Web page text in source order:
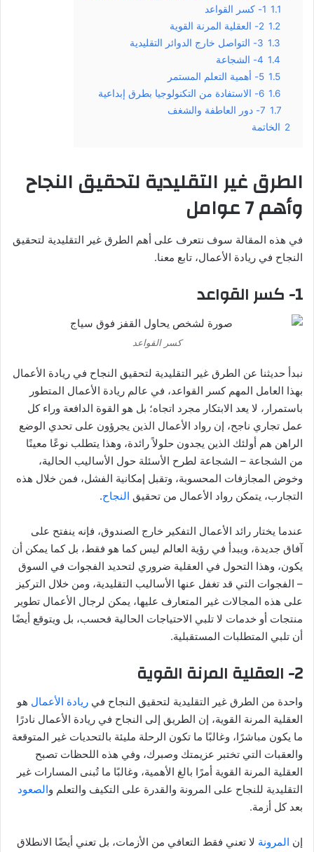
1.1 1- كسر القواعد
1.2 2- العقلية المرنة القوية
1.3 3- التواصل خارج الدوائر التقليدية
1.4 4- الشجاعة
1.5 5- أهمية التعلم المستمر
1.6 6- الاستفادة من التكنولوجيا بطرق إبداعية
1.7 7- دور العاطفة والشغف
2 الخاتمة
الطرق غير التقليدية لتحقيق النجاح
وأهم 7 عوامل
في هذه المقالة سوف نتعرف على أهم الطرق غير التقليدية لتحقيق
النجاح في ريادة الأعمال، تابع معنا.
1- كسر القواعد
كسر القواعد
نبدأ حديثنا عن الطرق غير التقليدية لتحقيق النجاح في ريادة الأعمال
بهذا العامل المهم كسر القواعد، في عالم ريادة الأعمال المتطور
باستمرار، لا يعد الابتكار مجرد اتجاه؛ بل هو القوة الدافعة وراء كل
عمل تجاري ناجح، إن رواد الأعمال الذين يجرؤون على تحدي الوضع
الراهن هم أولئك الذين يجدون حلولاً رائدة، وهذا يتطلب نوعًا معينًا
من الشجاعة – الشجاعة لطرح الأسئلة حول الأساليب الحالية،
وخوض المجازفات المحسوبة، وتقبل إمكانية الفشل، فمن خلال هذه
التجارب، يتمكن رواد الأعمال من تحقيق النجاح.
عندما يختار رائد الأعمال التفكير خارج الصندوق، فإنه ينفتح على
آفاق جديدة، ويبدأ في رؤية العالم ليس كما هو فقط، بل كما يمكن أن
يكون، وهذا التحول في العقلية ضروري لتحديد الفجوات في السوق
– الفجوات التي قد تغفل عنها الأساليب التقليدية، ومن خلال التركيز
على هذه المجالات غير المتعارف عليها، يمكن لرجال الأعمال تطوير
منتجات أو خدمات لا تلبي الاحتياجات الحالية فحسب، بل ويتوقع أيضًا
أن تلبي المتطلبات المستقبلية.
2- العقلية المرنة القوية
واحدة من الطرق غير التقليدية لتحقيق النجاح في ريادة الأعمال هو
العقلية المرنة القوية، إن الطريق إلى النجاح في ريادة الأعمال نادرًا
ما يكون مباشرًا، وغالبًا ما تكون الرحلة مليئة بالتحديات غير المتوقعة
والعقبات التي تختبر عزيمتك وصبرك، وفي هذه اللحظات تصبح
العقلية المرنة القوية أمرًا بالغ الأهمية، وغالبًا ما تُبنى المسارات غير
التقليدية للنجاح على المرونة والقدرة على التكيف والتعلم والصعود
بعد كل أزمة.
إن المرونة لا تعني فقط التعافي من الأزمات، بل تعني أيضًا الانطلاق